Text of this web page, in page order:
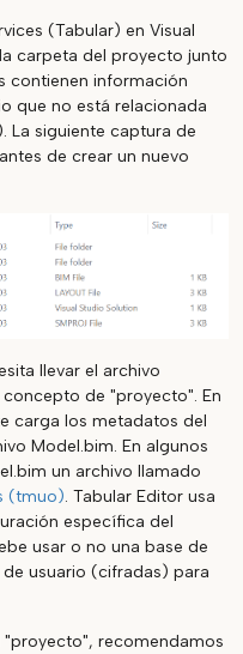
(Tabular) en Visual
carpeta del proyecto junto
contienen información
que no está relacionada
La siguiente captura de
de crear un nuevo
llevar el archivo
de "proyecto". En
carga los metadatos del
Model.bim. En algunos
un archivo llamado
(tmuo). Tabular Editor usa
específica del
usar o no una base de
usuario (cifradas) para
"proyecto", recomendamos